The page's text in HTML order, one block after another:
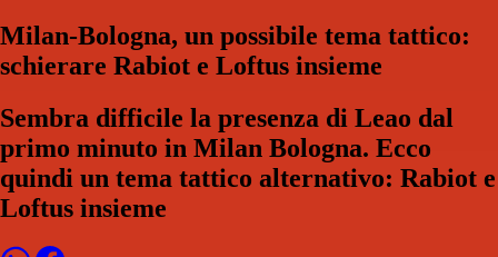
Milan-Bologna, un possibile tema tattico:
schierare Rabiot e Loftus insieme
Sembra difficile la presenza di Leao dal
primo minuto in Milan Bologna. Ecco
quindi un tema tattico alternativo: Rabiot e
Loftus insieme